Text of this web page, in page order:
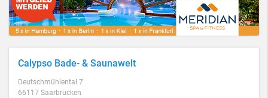
Calypso Bade- & Saunawelt
Deutschmühlental 7
66117 Saarbrücken